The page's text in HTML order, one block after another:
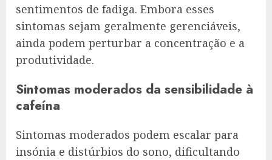
sentimentos de fadiga. Embora esses
sintomas sejam geralmente gerenciáveis,
ainda podem perturbar a concentração e a
produtividade.
Sintomas moderados da sensibilidade à
cafeína
Sintomas moderados podem escalar para
insónia e distúrbios do sono, dificultando